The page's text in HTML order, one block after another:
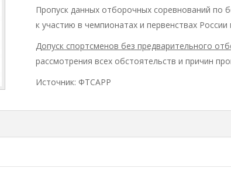
Пропуск данных отборочных соревнований по
к участию в чемпионатах и первенствах
Допуск спортсменов без предварительного
рассмотрения всех обстоятельств и причин
Источник: ФТСАРР